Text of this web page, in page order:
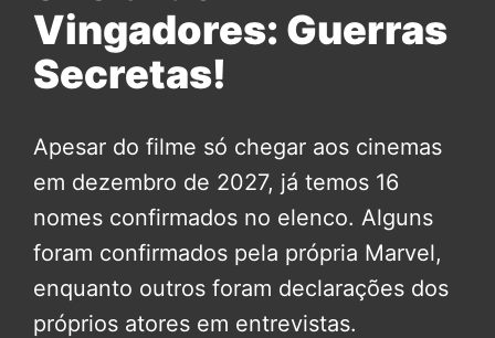
Vingadores: Guerras
Secretas!
Apesar do filme só chegar aos cinemas
em dezembro de 2027, já temos 16
nomes confirmados no elenco. Alguns
foram confirmados pela própria Marvel,
enquanto outros foram declarações dos
próprios atores em entrevistas.